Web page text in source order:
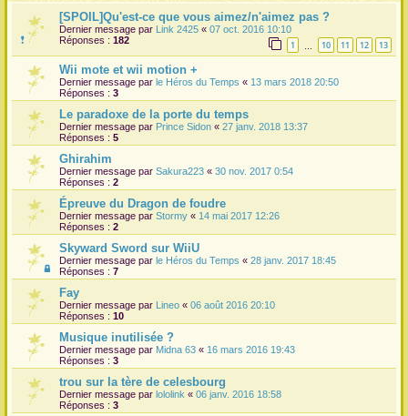
[SPOIL]Qu'est-ce que vous aimez/n'aimez pas ?
Dernier message par Link 2425 « 07 oct. 2016 10:10
Réponses : 182 1 10 11 12 13
Wii mote et wii motion +
Dernier message par le Héros du Temps « 13 mars 2018 20:50
Réponses : 3
Le paradoxe de la porte du temps
Dernier message par Prince Sidon « 27 janv. 2018 13:37
Réponses : 5
Ghirahim
Dernier message par Sakura223 « 30 nov. 2017 0:54
Réponses : 2
Épreuve du Dragon de foudre
Dernier message par Stormy « 14 mai 2017 12:26
Réponses : 2
Skyward Sword sur WiiU
Dernier message par le Héros du Temps « 28 janv. 2017 18:45
Réponses : 7
Fay
Dernier message par Lineo « 06 août 2016 20:10
Réponses : 10
Musique inutilisée ?
Dernier message par Midna 63 « 16 mars 2016 19:43
Réponses : 3
trou sur la tère de celesbourg
Dernier message par lololink « 06 janv. 2016 18:58
Réponses : 3